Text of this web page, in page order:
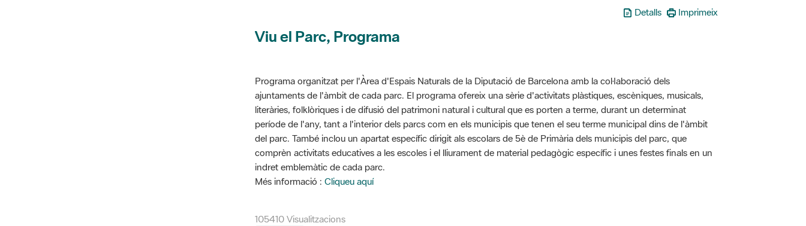
Detalls Imprimeix
Viu el Parc, Programa
Programa organitzat per l'Àrea d'Espais Naturals de la Diputació de Barcelona amb la col·laboració dels
ajuntaments de l'àmbit de cada parc. El programa ofereix una sèrie d'activitats plàstiques, escèniques, musicals,
literàries, folklòriques i de difusió del patrimoni natural i cultural que es porten a terme, durant un determinat
període de l'any, tant a l'interior dels parcs com en els municipis que tenen el seu terme municipal dins de l'àmbit
del parc. També inclou un apartat específic dirigit als escolars de 5è de Primària dels municipis del parc, que
comprèn activitats educatives a les escoles i el lliurament de material pedagògic específic i unes festes finals en un
indret emblemàtic de cada parc.
Més informació : Cliqueu aquí
105410 Visualitzacions